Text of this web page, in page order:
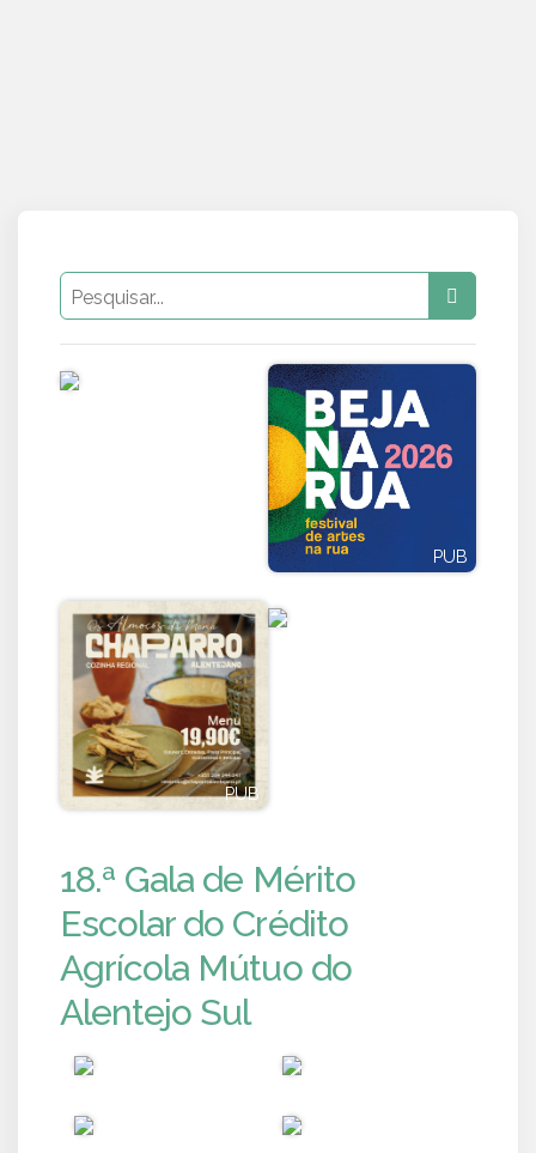
PUB
PUB
18.ª Gala de Mérito
Escolar do Crédito
Agrícola Mútuo do
Alentejo Sul